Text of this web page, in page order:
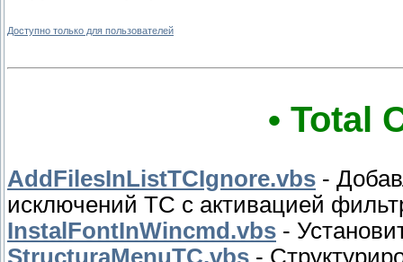
Доступно только для пользователей
• Total
AddFilesInListTCIgnore.vbs -
исключений TC с активацией
InstalFontInWincmd.vbs -
StructuraMenuTC.vbs -